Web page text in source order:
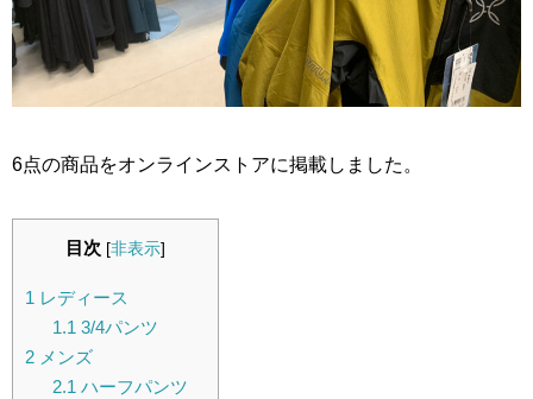
6点の商品をオンラインストアに掲載しました。
目次 [非表示]
1 レディース
1.1 3/4パンツ
2 メンズ
2.1 ハーフパンツ